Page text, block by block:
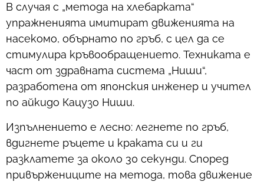
В случая с „метода на хлебарката“
упражненията имитират движенията на
насекомо, обърнато по гръб, с цел да се
стимулира кръвообращението. Техниката е
част от здравната система „Ниши“,
разработена от японския инженер и учител
по айкидо Кацузо Ниши.
Изпълнението е лесно: легнете по гръб,
вдигнете ръцете и краката си и ги
разклатете за около 30 секунди. Според
привържениците на метода, това движение